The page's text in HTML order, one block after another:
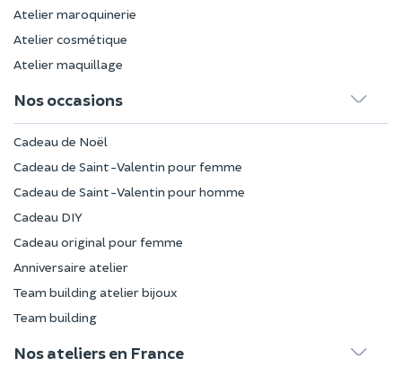
Atelier maroquinerie
Atelier cosmétique
Atelier maquillage
Nos occasions
Cadeau de Noël
Cadeau de Saint-Valentin pour femme
Cadeau de Saint-Valentin pour homme
Cadeau DIY
Cadeau original pour femme
Anniversaire atelier
Team building atelier bijoux
Team building
Nos ateliers en France